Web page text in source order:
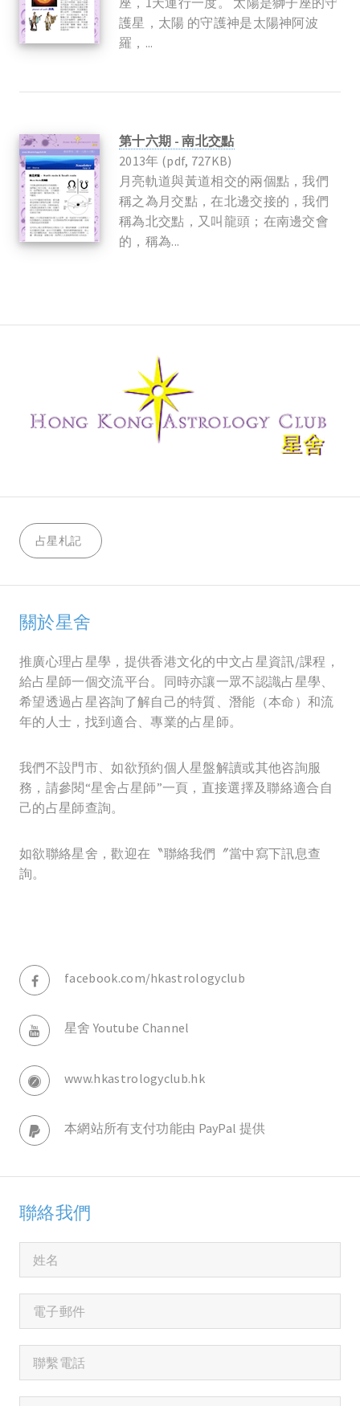
護星，太陽 的守護神是太陽神阿波
羅，...
第十六期 - 南北交點
2013年 (pdf, 727KB)
月亮軌道與黃道相交的兩個點，我們
稱之為月交點，在北邊交接的，我們
稱為北交點，又叫龍頭；在南邊交會
的，稱為...
占星札記
關於星舍
推廣心理占星學，提供香港文化的中文占星資訊/課程，
給占星師一個交流平台。同時亦讓一眾不認識占星學、
希望透過占星咨詢了解自己的特質、潛能（本命）和流
年的人士，找到適合、專業的占星師。
我們不設門市、如欲預約個人星盤解讀或其他咨詢服
務，請參閱“星舍占星師”一頁，直接選擇及聯絡適合自
己的占星師查詢。
如欲聯絡星舍，歡迎在〝聯絡我們〞當中寫下訊息查
詢。
facebook.com/hkastrologyclub
星舍 Youtube Channel
www.hkastrologyclub.hk
本網站所有支付功能由 PayPal 提供
聯絡我們